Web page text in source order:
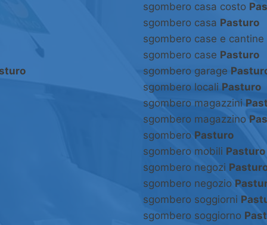
sgombero casa costo
sgombero casa Pasturo
sgombero case e cantine
sgombero case Pasturo
sgombero garage
sgombero locali Pasturo
sgombero magazzini
sgombero magazzino
sgombero Pasturo
sgombero mobili Pasturo
sgombero negozi
sgombero negozio
sgombero soggiorni
sgombero soggiorno